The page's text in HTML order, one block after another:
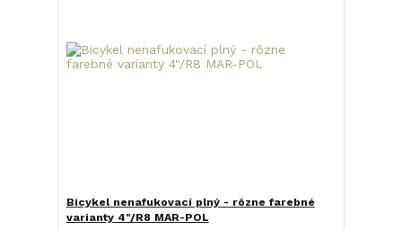
Bicykel nenafukovací plný - rôzne farebné
varianty 4"/R8 MAR-POL